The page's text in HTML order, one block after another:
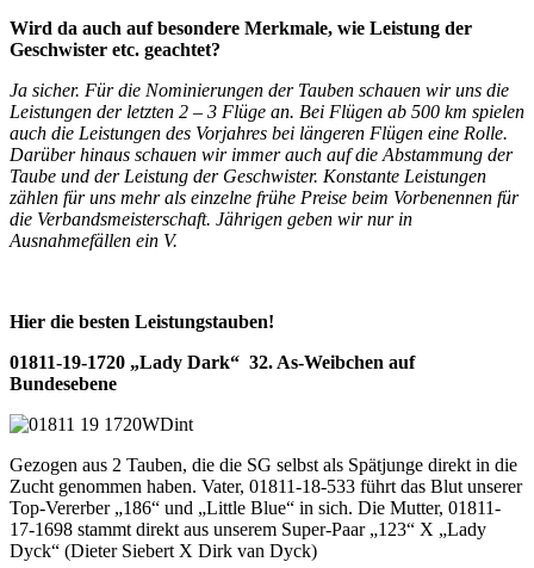
Wird da auch auf besondere Merkmale, wie Leistung der
Geschwister etc. geachtet?
Ja sicher. Für die Nominierungen der Tauben schauen wir uns die
Leistungen der letzten 2 – 3 Flüge an. Bei Flügen ab 500 km spielen
auch die Leistungen des Vorjahres bei längeren Flügen eine Rolle.
Darüber hinaus schauen wir immer auch auf die Abstammung der
Taube und der Leistung der Geschwister. Konstante Leistungen
zählen für uns mehr als einzelne frühe Preise beim Vorbenennen für
die Verbandsmeisterschaft. Jährigen geben wir nur in
Ausnahmefällen ein V.
Hier die besten Leistungstauben!
01811-19-1720 „Lady Dark“ 32. As-Weibchen auf
Bundesebene
Gezogen aus 2 Tauben, die die SG selbst als Spätjunge direkt in die
Zucht genommen haben. Vater, 01811-18-533 führt das Blut unserer
Top-Vererber „186“ und „Little Blue“ in sich. Die Mutter, 01811-
17-1698 stammt direkt aus unserem Super-Paar „123“ X „Lady
Dyck“ (Dieter Siebert X Dirk van Dyck)